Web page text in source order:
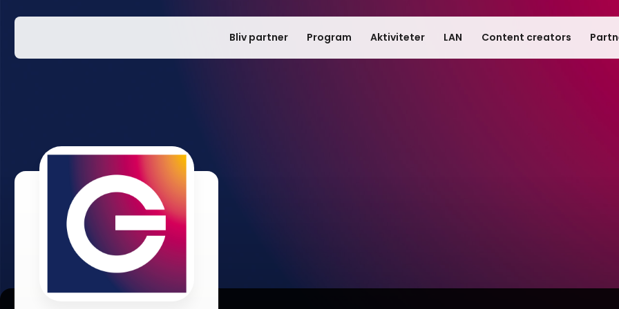
Bliv partner Program Aktiviteter LAN Content creators